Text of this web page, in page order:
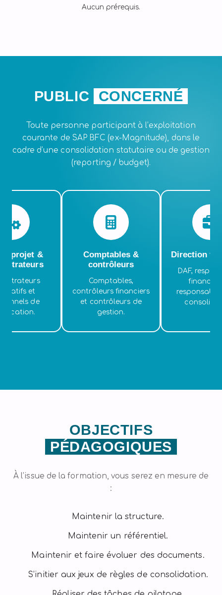
Aucun prérequis.
PUBLIC CONCERNÉ
Toute personne participant à l’exploitation
courante de SAP BFC (ex-Magnitude), dans le
cadre d’une consolidation statutaire ou de gestion
(reporting / budget).
projet &
et
de
Comptables &
contrôleurs
Comptables,
contrôleurs financiers
et contrôleurs de
gestion.
Direction
DAF,
OBJECTIFS
PÉDAGOGIQUES
À l’issue de la formation, vous serez en mesure de
:
Maintenir la structure.
Maintenir un référentiel.
Maintenir et faire évoluer des documents.
S’initier aux jeux de règles de consolidation.